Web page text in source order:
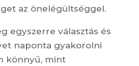
az önelégültséggel.
egyszerre választás és
naponta gyakorolni
könnyű, mint